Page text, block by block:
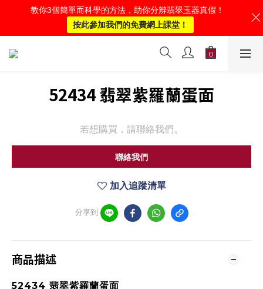
52434 翡翠紫羅蘭蛋面
若想購買，請聯絡我們。
聯絡我們
加入追蹤清單
分享到
商品描述
52434 翡翠紫羅蘭蛋面
教你3個簡單而科學的方法，助你分辨翡翠玉器真假！
按此參加我們的免費網上課堂！